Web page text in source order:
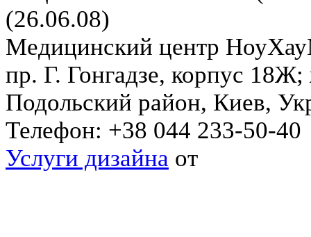
(26.06.08)
Медицинский центр
пр. Г. Гонгадзе, корпус
Подольский район, Киев,
Телефон: +38 044 233-50-40
Услуги дизайна от